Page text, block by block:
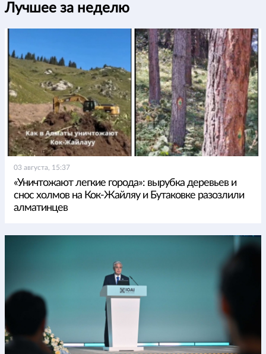
Лучшее за неделю
03 августа, 15:37
«Уничтожают легкие города»: вырубка деревьев и
снос холмов на Кок-Жайляу и Бутаковке разозлили
алматинцев